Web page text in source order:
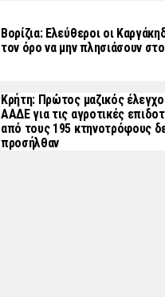
Βορίζια: Ελεύθεροι οι
τον όρο να μην πλησιάσουν
Κρήτη: Πρώτος μαζικός
ΑΑΔΕ για τις αγροτικές
από τους 195 κτηνοτρόφους
προσήλθαν